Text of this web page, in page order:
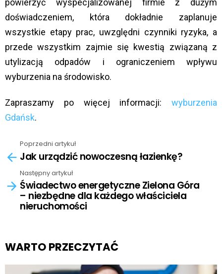
doświadczeniem, która dokładnie zaplanuje
wszystkie etapy prac, uwzględni czynniki ryzyka, a
przede wszystkim zajmie się kwestią związaną z
utylizacją odpadów i ograniczeniem wpływu
wyburzenia na środowisko.
Zapraszamy po więcej informacji: wyburzenia
Gdańsk.
more
Poprzedni artykuł
Jak urządzić nowoczesną łazienkę?
Następny artykuł
Świadectwo energetyczne Zielona Góra
– niezbędne dla każdego właściciela
nieruchomości
WARTO PRZECZYTAĆ